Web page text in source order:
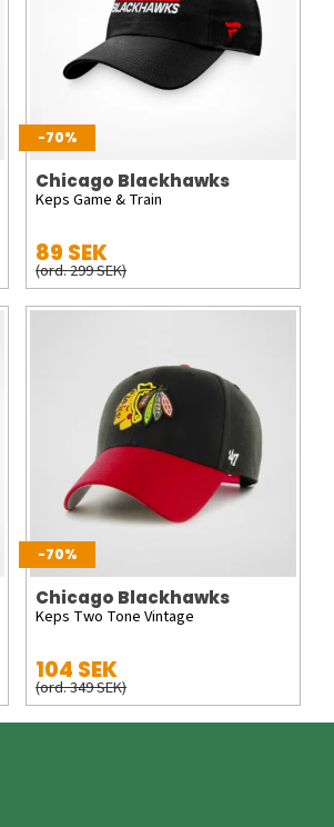
-70%
Chicago Blackhawks
Keps Game & Train
89 SEK
(ord. 299 SEK)
-70%
Chicago Blackhawks
Keps Two Tone Vintage
104 SEK
(ord. 349 SEK)